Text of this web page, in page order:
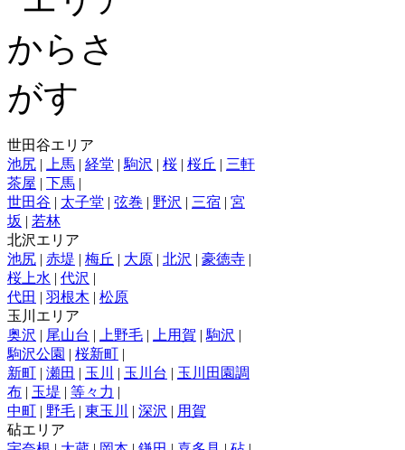
世田谷エリア
池尻 | 上馬 | 経堂 | 駒沢 | 桜 | 桜丘 | 三軒
茶屋 | 下馬 |
世田谷 | 太子堂 | 弦巻 | 野沢 | 三宿 | 宮
坂 | 若林
北沢エリア
池尻 | 赤堤 | 梅丘 | 大原 | 北沢 | 豪徳寺 |
桜上水 | 代沢 |
代田 | 羽根木 | 松原
玉川エリア
奥沢 | 尾山台 | 上野毛 | 上用賀 | 駒沢 |
駒沢公園 | 桜新町 |
新町 | 瀬田 | 玉川 | 玉川台 | 玉川田園調
布 | 玉堤 | 等々力 |
中町 | 野毛 | 東玉川 | 深沢 | 用賀
砧エリア